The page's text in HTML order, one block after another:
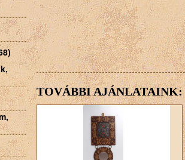
TOVÁBBI AJÁNLATAINK: